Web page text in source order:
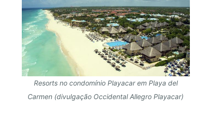
Resorts no condomínio Playacar em Playa del
Carmen (divulgação Occidental Allegro Playacar)